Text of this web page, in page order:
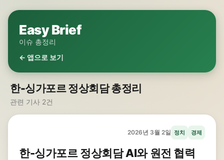
Easy Brief
이슈 총정리
← 앱으로 보기
한-싱가포르 정상회담 총정리
관련 기사 2건
2026년 3월 2일 정치 경제
한-싱가포르 정상회담 AI와 원전 협력